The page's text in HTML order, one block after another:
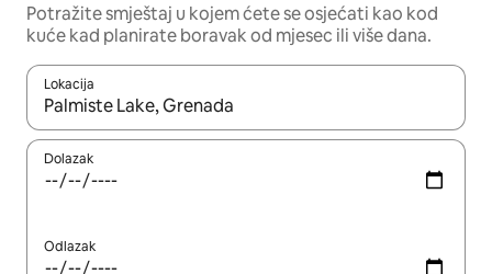
Potražite smještaj u kojem ćete se osjećati kao kod
kuće kad planirate boravak od mjesec ili više dana.
Lokacija
Kada budu dostupni rezultati, moći ćete ih pregledati
Dolazak
Odlazak